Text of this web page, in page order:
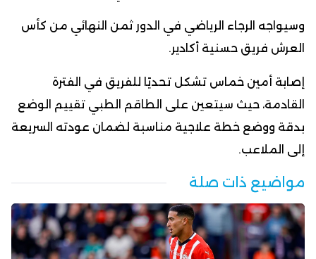
وسيواجه الرجاء الرياضي في الدور ثمن النهائي من كأس
العرش فريق حسنية أكادير.
إصابة أمين خماس تشكل تحديًا للفريق في الفترة
القادمة، حيث سيتعين على الطاقم الطبي تقييم الوضع
بدقة ووضع خطة علاجية مناسبة لضمان عودته السريعة
إلى الملاعب.
مواضيع ذات صلة